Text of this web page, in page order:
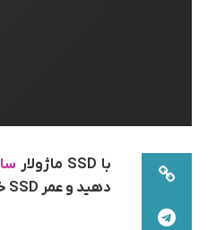
با SSD ماژولار
دهید و عمر SSD خود را چند برابر کنید.